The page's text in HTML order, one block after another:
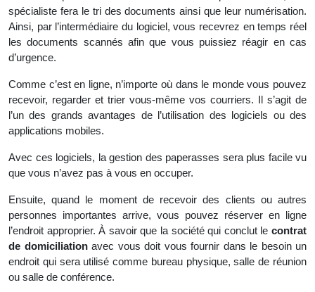
spécialiste fera le tri des documents ainsi que leur numérisation.
Ainsi, par l’intermédiaire du logiciel, vous recevrez en temps réel
les documents scannés afin que vous puissiez réagir en cas
d’urgence.
Comme c’est en ligne, n’importe où dans le monde vous pouvez
recevoir, regarder et trier vous-même vos courriers. Il s’agit de
l’un des grands avantages de l’utilisation des logiciels ou des
applications mobiles.
Avec ces logiciels, la gestion des paperasses sera plus facile vu
que vous n’avez pas à vous en occuper.
Ensuite, quand le moment de recevoir des clients ou autres
personnes importantes arrive, vous pouvez réserver en ligne
l’endroit approprier. À savoir que la société qui conclut le contrat
de domiciliationavec vous doit vous fournir dans le besoin un
endroit qui sera utilisé comme bureau physique, salle de réunion
ou salle de conférence.